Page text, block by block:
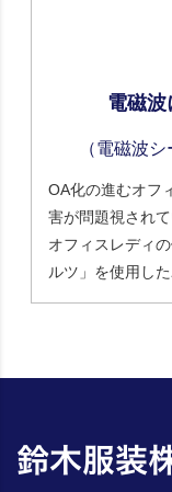
電磁
（電磁波
OA化の進むオフ
害が問題視されて
オフィスレディ
ルツ」を使用し